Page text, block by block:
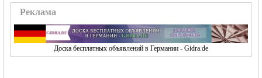
Реклама
Доска бесплатных объявлений в Германии - Gidra.de